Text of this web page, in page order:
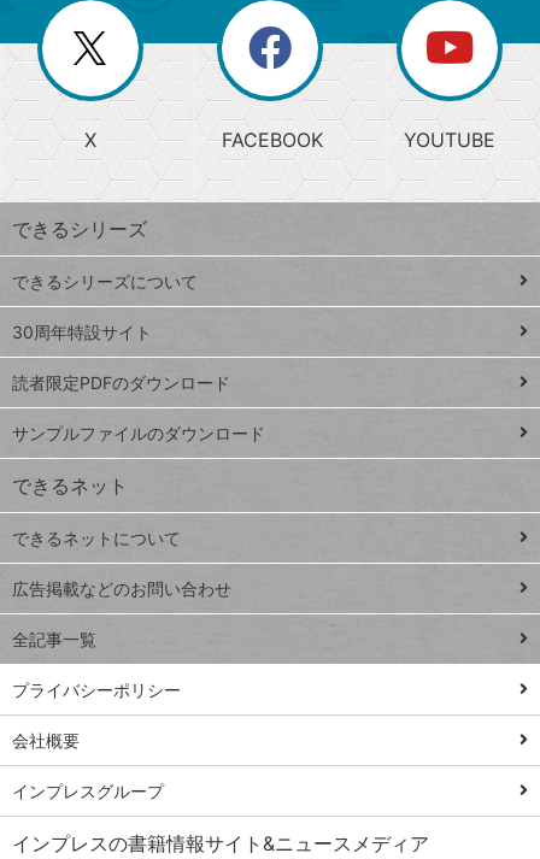
じ
る
search
検
索
上
昇
ワ
ー
ド
Google
スプレ
ッドシ
ート
iPhone
VLOOKUP
close
閉じ
る
閉
じ
る
ー
か
ら
探
す
ト
ッ
プ
ペ
ジ
連載
Excel Q&A
トイアンナ流仕
事術
PowerAutomate
ではじめる業務
の完全自動化
AI議事録作成術
Windows 11
Q&A
X FACEBOOK YOUTUBE
できるシリーズ
できるシリーズについて
30周年特設サイト
読者限定PDFのダウンロード
サンプルファイルのダウンロード
できるネット
できるネットについて
広告掲載などのお問い合わせ
全記事一覧
プライバシーポリシー
会社概要
インプレスグループ
インプレスの書籍情報サイト&ニュースメディア